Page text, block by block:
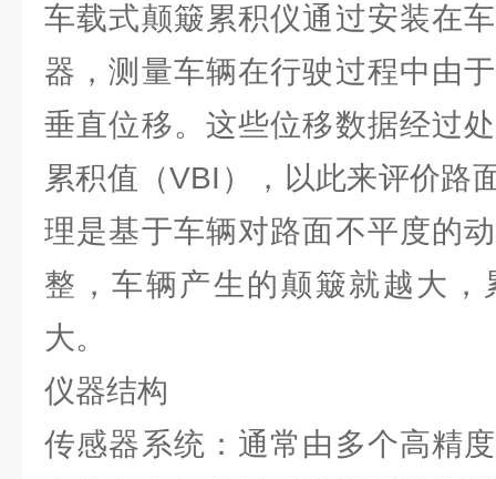
车载式颠簸累积仪通过安装在
器，测量车辆在行驶过程中由
垂直位移。这些位移数据经过
累积值（VBI），以此来评价路
理是基于车辆对路面不平度的
整，车辆产生的颠簸就越大
大。
仪器结构
传感器系统：通常由多个高精